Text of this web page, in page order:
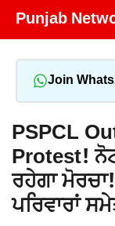
Skip
Punjab
Join
PSPCL
Protest!
ਰਹੇਗਾ
ਪਰਿਵਾਰਾਂ